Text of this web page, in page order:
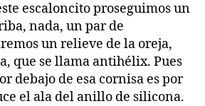
escaloncito proseguimos un
nada, un par de
un relieve de la oreja,
que se llama antihélix. Pues
debajo de esa cornisa es por
el ala del anillo de silicona.